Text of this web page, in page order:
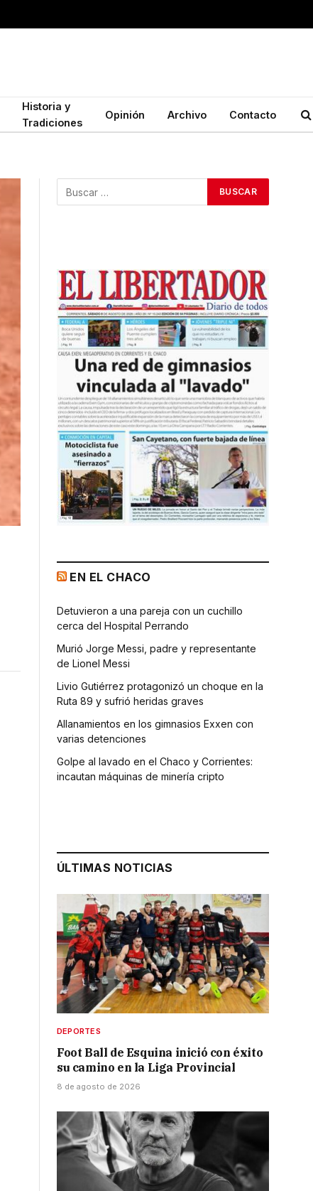
Historia y
Tradiciones
Opinión Archivo Contacto
EN EL CHACO
Detuvieron a una pareja con un cuchillo
cerca del Hospital Perrando
Murió Jorge Messi, padre y representante
de Lionel Messi
Livio Gutiérrez protagonizó un choque en la
Ruta 89 y sufrió heridas graves
Allanamientos en los gimnasios Exxen con
varias detenciones
Golpe al lavado en el Chaco y Corrientes:
incautan máquinas de minería cripto
ÚLTIMAS NOTICIAS
DEPORTES
Foot Ball de Esquina inició con éxito
su camino en la Liga Provincial
8 de agosto de 2026